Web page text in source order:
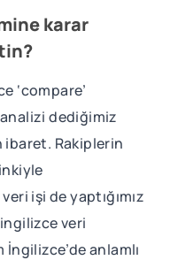
karar
‘compare’
dediğimiz
ibaret. Rakiplerin
işi de yaptığımız
veri
anlamlı